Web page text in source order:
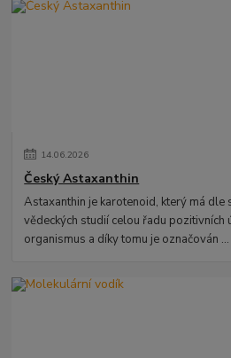
14.06.2026
Český Astaxanthin
Astaxanthin je karotenoid, který má dle
vědeckých studií celou řadu pozitivních
organismus a díky tomu je označován